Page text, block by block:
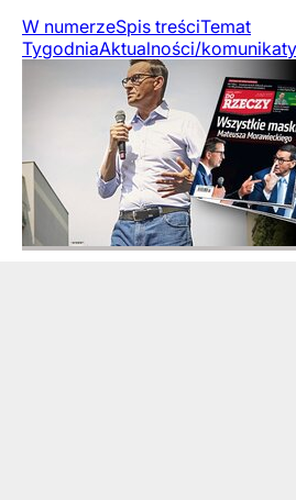
W numerzeSpis treściTemat
TygodniaAktualności/